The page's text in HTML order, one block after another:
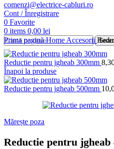
comenzi@electrice-cabluri.ro
Cont / Înregistrare
0 Favorite
0 items 0,00 lei
Prima paginăHome Accesorii
Reductie pentru jgheab 300mm
Înapoi la produse
Reductie pentru jgheab 500mm
Mărește poza
Reductie pentru jgheab